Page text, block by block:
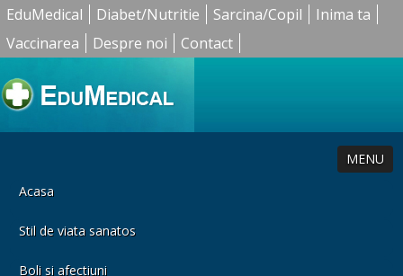
EduMedical Diabet/Nutritie Sarcina/Copil
Inima ta
Vaccinarea
Despre noi Contact
MENU
Acasa
Stil de viata sanatos
Boli si afectiuni